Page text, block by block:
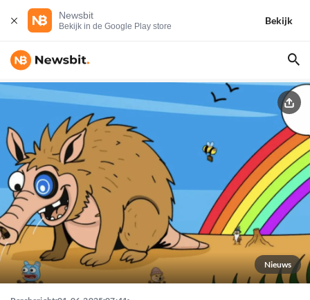
Newsbit
Bekijk in de Google Play store
Bekijk
Nieuws